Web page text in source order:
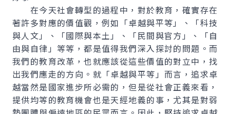
在今天社會轉型的過程中，對於教育，確實存在
著許多對應的價值觀，例如「卓越與平等」、「科技
與人文」、「國際與本土」、「民間與官方」、「自
由與自律」等等，都是值得我們深入探討的問題。而
我們的教育改革，也就應該從這些價值的對立中，找
出我們應走的方向。就「卓越與平等」而言，追求卓
越當然是國家進步所必需的，但是從社會正義來看，
提供均等的教育機會也是天經地義的事，尤其是對弱